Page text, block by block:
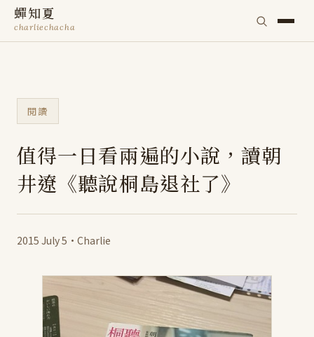
蟬知夏
charliechacha
閱讀
值得一日看兩遍的小說，讀朝
井遼《聽說桐島退社了》
2015 July 5 · Charlie